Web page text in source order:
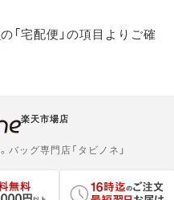
の「宅配便」の項目よりご確